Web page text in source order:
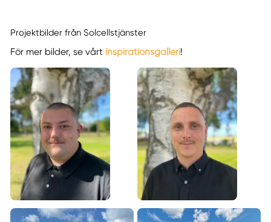
Projektbilder från Solcellstjänster
För mer bilder, se vårt inspirationsgalleri!